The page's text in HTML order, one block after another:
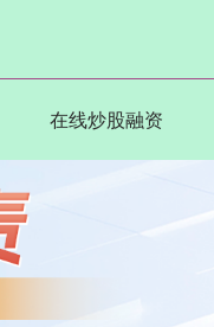
在线炒股融资